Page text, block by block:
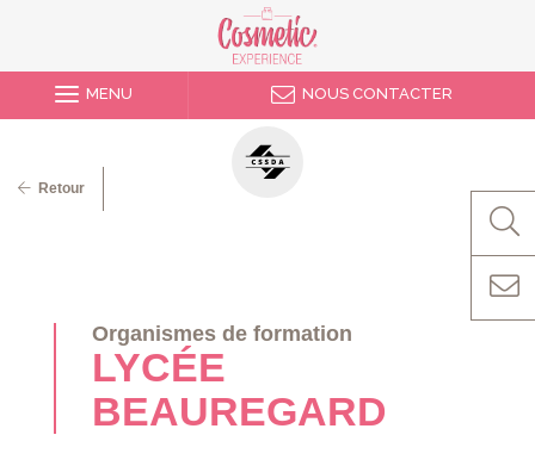
MENU NOUS CONTACTER
Organismes de formation
LYCÉE
BEAUREGARD
Retour